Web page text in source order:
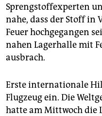
Sprengstoffexperten
nahe, dass der Stoff
Feuer hochgegangen
nahen Lagerhalle mit
ausbrach.
Erste internationale
Flugzeug ein. Die
hatte am Mittwoch die